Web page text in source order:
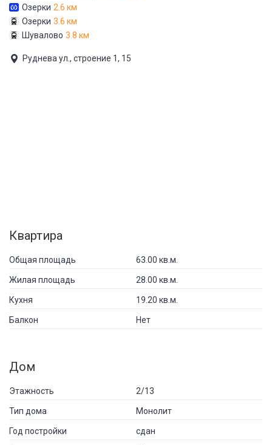
Озерки 2.6 км
Озерки 3.6 км
Шувалово 3.8 км
Руднева ул., строение 1, 15
Квартира
Общая площадь 63.00 кв.м.
Жилая площадь 28.00 кв.м.
Кухня 19.20 кв.м.
Балкон Нет
Дом
Этажность 2/13
Тип дома Монолит
Год постройки сдан